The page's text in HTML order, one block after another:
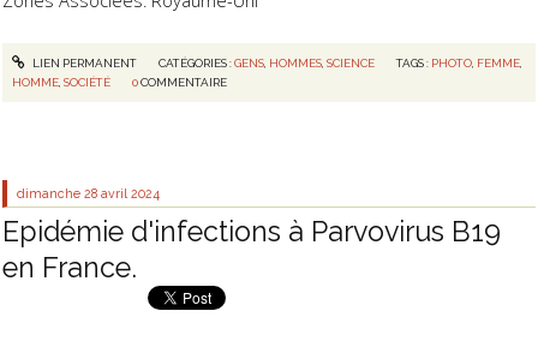
LIEN PERMANENT CATÉGORIES :GENS, HOMMES, SCIENCE TAGS : PHOTO FEMME
HOMME ,SOCIÉTÉ 0 COMMENTAIRE
dimanche 28 avril 2024
Epidémie d'infections à Parvovirus B19
en France.